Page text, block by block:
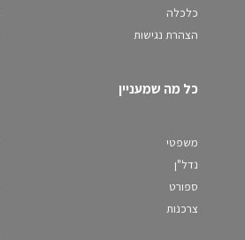
כלכלה
הצהרת נגישות
כל מה שמעניין
משפטי
נדל"ן
ספורט
צרכנות